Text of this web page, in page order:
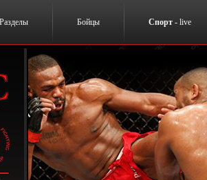
Разделы Бойцы Спорт - live